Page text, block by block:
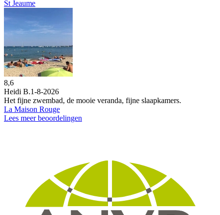
St Jeaume
8,6
Heidi B.1-8-2026
Het fijne zwembad, de mooie veranda, fijne slaapkamers.
La Maison Rouge
Lees meer beoordelingen